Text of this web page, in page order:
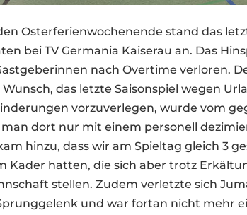
Osterferienwochenende stand das
bei TV Germania Kaiserau an. Das
nach Overtime verloren.
das letzte Saisonspiel wegen
vorzuverlegen, wurde vom
man dort nur mit einem personell
hinzu, dass wir am Spieltag gleich 3
Kader hatten, die sich aber trotz
stellen. Zudem verletzte sich
und war fortan nicht mehr